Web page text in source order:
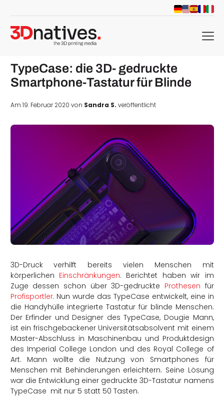
menu
TypeCase: die 3D- gedruckte
Smartphone-Tastatur für Blinde
Am 19. Februar 2020 von Sandra S. veröffentlicht
3D-Druck verhilft bereits vielen Menschen mit
körperlichen Einschränkungen. Berichtet haben wir im
Zuge dessen schon über 3D-gedruckte Prothesen für
Profisportler. Nun wurde das TypeCase entwickelt, eine in
die Handyhülle integrierte Tastatur für blinde Menschen.
Der Erfinder und Designer des TypeCase, Dougie Mann,
ist ein frischgebackener Universitätsabsolvent mit einem
Master-Abschluss in Maschinenbau und Produktdesign
des Imperial College London und des Royal College of
Art. Mann wollte die Nutzung von Smartphones für
Menschen mit Behinderungen erleichtern. Seine Lösung
war die Entwicklung einer gedruckte 3D-Tastatur namens
TypeCase mit nur 5 statt 50 Tasten.